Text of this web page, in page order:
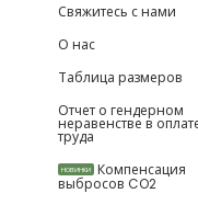
Свяжитесь с нами
О нас
Таблица размеров
Отчет о гендерном
неравенстве в
труда
НОВИНКИ Компенсация
выбросов CO2